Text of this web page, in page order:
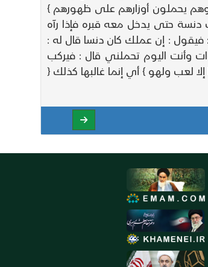
وهم يحملون أوزارهم على ظهورهم }
دنسة حتى يدخل معه قبره فإذا رآه
فيقول : إن عملك كان دنسا قال له :
وأنت اليوم تحملني قال : فيركب
لعب ولهو } أي إنما غالبها كذلك {